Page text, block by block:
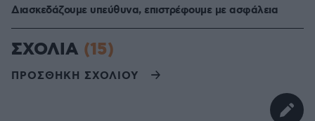
Διασκεδάζουμε υπεύθυνα, επιστρέφουμε με ασφάλεια
ΣΧΟΛΙΑ (15)
ΠΡΟΣΘΗΚΗ ΣΧΟΛΙΟΥ